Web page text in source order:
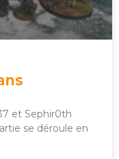
et Sephir0th
se déroule en